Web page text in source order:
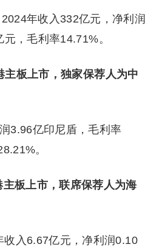
年收入332亿元，净利润
，毛利率14.71%。
板上市，独家保荐人为中
3.96亿印尼盾，毛利率
。
板上市，联席保荐人为海
入6.67亿元，净利润0.10